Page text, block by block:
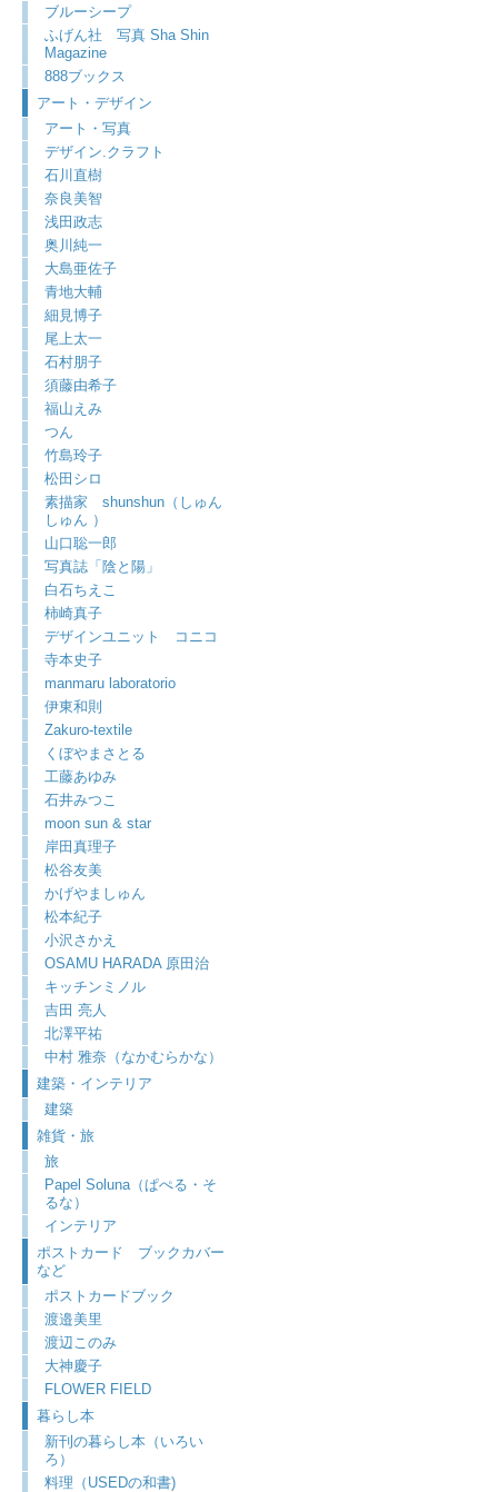
ブルーシープ
ふげん社 写真 Sha Shin
Magazine
888ブックス
アート・デザイン
アート・写真
デザイン.クラフト
石川直樹
奈良美智
浅田政志
奥川純一
大島亜佐子
青地大輔
細見博子
尾上太一
石村朋子
須藤由希子
福山えみ
つん
竹島玲子
松田シロ
素描家 shunshun（しゅん
しゅん ）
山口聡一郎
写真誌「陰と陽」
白石ちえこ
柿崎真子
デザインユニット コニコ
寺本史子
manmaru laboratorio
伊東和則
Zakuro-textile
くぼやまさとる
工藤あゆみ
石井みつこ
moon sun & star
岸田真理子
松谷友美
かげやましゅん
松本紀子
小沢さかえ
OSAMU HARADA 原田治
キッチンミノル
吉田 亮人
北澤平祐
中村 雅奈（なかむらかな）
建築・インテリア
建築
雑貨・旅
旅
Papel Soluna（ぱぺる・そ
るな）
インテリア
ポストカード ブックカバー
など
ポストカードブック
渡邉美里
渡辺このみ
大神慶子
FLOWER FIELD
暮らし本
新刊の暮らし本（いろい
ろ）
料理（USEDの和書)